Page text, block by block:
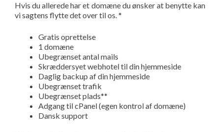
Hvis du allerede har et domæne du ønsker at benytte kan
vi sagtens flytte det over til os. *
Gratis oprettelse
1 domæne
Ubegrænset antal mails
Skræddersyet webhotel til din hjemmeside
Daglig backup af din hjemmeside
Ubegrænset trafik
Ubegrænset plads**
Adgang til cPanel (egen kontrol af domæne)
Dansk support